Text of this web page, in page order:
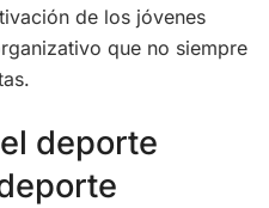
de los jóvenes
que no siempre
deporte